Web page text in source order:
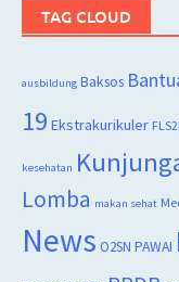
TAG CLOUD
ausbildung Baksos
19 Ekstrakurikuler
kesehatan
Lomba makan sehat
News O2SN PAWAI